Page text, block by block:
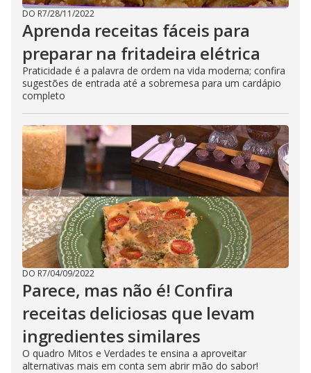
DO R7/28/11/2022
Aprenda receitas fáceis para
preparar na fritadeira elétrica
Praticidade é a palavra de ordem na vida moderna; confira
sugestões de entrada até a sobremesa para um cardápio
completo
DO R7/04/09/2022
Parece, mas não é! Confira
receitas deliciosas que levam
ingredientes similares
O quadro Mitos e Verdades te ensina a aproveitar
alternativas mais em conta sem abrir mão do sabor!